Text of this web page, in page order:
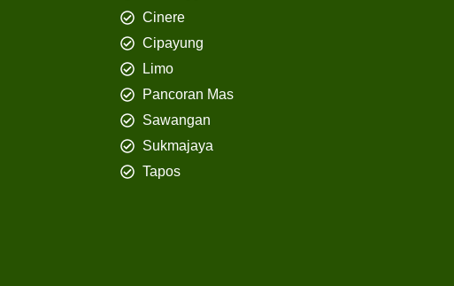
Cinere
Cipayung
Limo
Pancoran Mas
Sawangan
Sukmajaya
Tapos